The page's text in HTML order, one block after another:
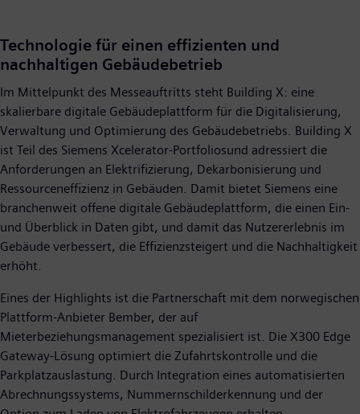
Technologie für einen effizienten und
nachhaltigen Gebäudebetrieb
Im Mittelpunkt des Messeauftritts steht Building X: eine
skalierbare digitale Gebäudeplattform für die Digitalisierung,
Verwaltung und Optimierung des Gebäudebetriebs. Building X
ist Teil des Siemens Xcelerator-Portfoliosund adressiert die
Anforderungen an Elektrifizierung, Dekarbonisierung und
Ressourceneffizienz in Gebäuden. Damit bietet Siemens eine
branchenweit offene digitale Gebäudeplattform, die einen Ein-
und Überblick in Daten gibt, und damit das Nutzererlebnis im
Gebäude verbessert, die Effizienzsteigert und die Nachhaltigkeit
erhöht.
Eines der Highlights ist die Partnerschaft mit dem norwegischen
Plattform-Anbieter Bember, der auf
Mieterbeziehungsmanagement spezialisiert ist. Die X300 Edge
Gateway-Lösung optimiert die Zufahrtskontrolle und die
Parkplatzauslastung. Durch Integration eines automatisierten
Abrechnungssystems, Nummernschilderkennung und der